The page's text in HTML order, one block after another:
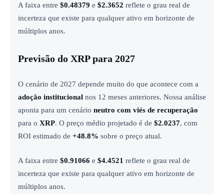
A faixa entre $0.48379 e $2.3652 reflete o grau real de
incerteza que existe para qualquer ativo em horizonte de
múltiplos anos.
Previsão do XRP para 2027
O cenário de 2027 depende muito do que acontece com a
adoção institucional nos 12 meses anteriores. Nossa análise
aponta para um cenário neutro com viés de recuperação
para o XRP. O preço médio projetado é de $2.0237, com
ROI estimado de +48.8% sobre o preço atual.
A faixa entre $0.91066 e $4.4521 reflete o grau real de
incerteza que existe para qualquer ativo em horizonte de
múltiplos anos.